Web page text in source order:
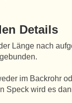
Details
Länge nach
im Backrohr
Speck wird es